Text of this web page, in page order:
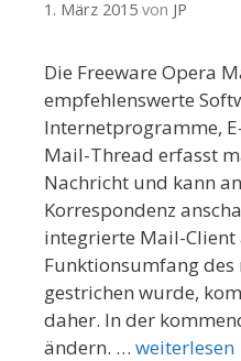
1. März 2015 von JP
Die Freeware Opera
empfehlenswerte
Internetprogramme,
Mail-Thread erfasst
Nachricht und kann
Korrespondenz
integrierte Mail-Client
Funktionsumfang des
gestrichen wurde,
daher. In der
ändern. … weiterlesen